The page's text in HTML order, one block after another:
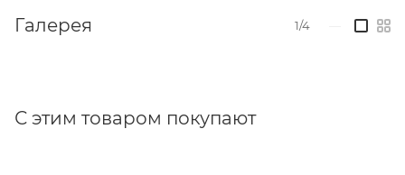
Галерея 1/4
С этим товаром покупают